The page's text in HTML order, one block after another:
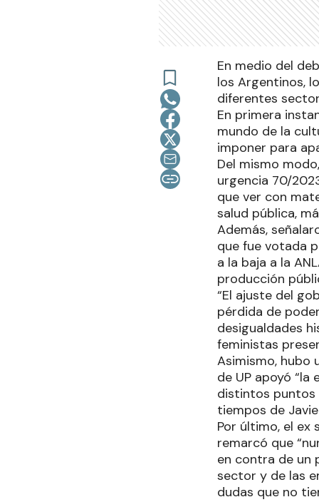
En medio del
los Argentinos,
diferentes
En primera
mundo de la
imponer para
Del mismo
urgencia 70/
que ver con
salud pública,
Además,
que fue votada
a la baja a la
producción
“El ajuste del
pérdida de
desigualdades
feministas
Asimismo, hubo
de UP apoyó
distintos puntos
tiempos de
Por último, el ex
remarcó que
en contra de un
sector y de las
dudas que no